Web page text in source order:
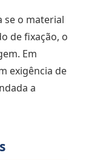
se o material
de fixação, o
Em
exigência de
a